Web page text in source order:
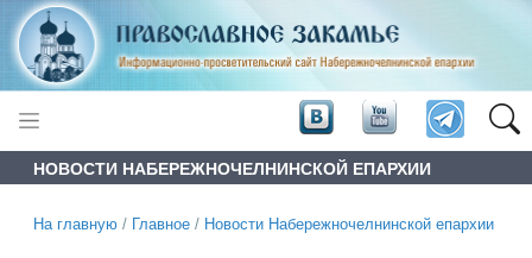
НОВОСТИ НАБЕРЕЖНОЧЕЛНИНСКОЙ ЕПАРХИИ
На главную / Главное / Новости Набережночелнинской епархии